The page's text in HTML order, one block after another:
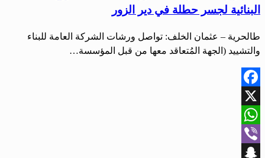
البنائية لجسر حطلة في دير الزور
طالحرية – عثمان الخلف: تواصل ورشات الشركة العامة للبناء
والتشييد (الجهة المُتعاقد معها من قبل المؤسسة…
Facebook
X
WhatsApp
Viber